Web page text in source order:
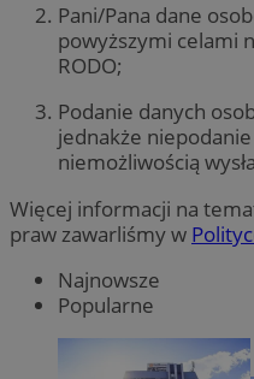
Pani/Pana dane
powyższymi celami
RODO;
Podanie danych
jednakże
niemożliwością
Więcej informacji na
praw zawarliśmy w
Najnowsze
Popularne